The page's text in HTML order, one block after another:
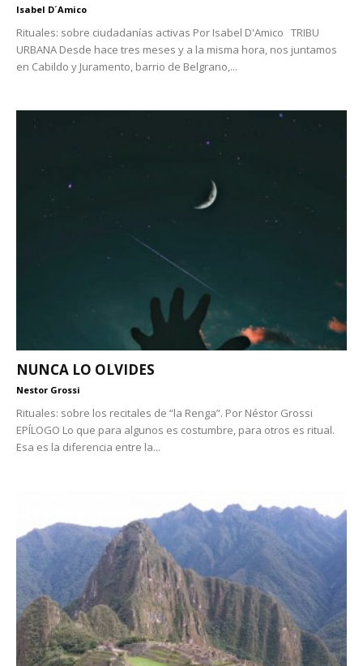
Isabel D´Amico
Rituales: sobre ciudadanías activas Por Isabel D'Amico TRIBU
URBANA Desde hace tres meses y a la misma hora, nos juntamos
en Cabildo y Juramento, barrio de Belgrano,...
NUNCA LO OLVIDES
Nestor Grossi
Rituales: sobre los recitales de “la Renga”. Por Néstor Grossi
EPÍLOGO Lo que para algunos es costumbre, para otros es ritual.
Esa es la diferencia entre la...